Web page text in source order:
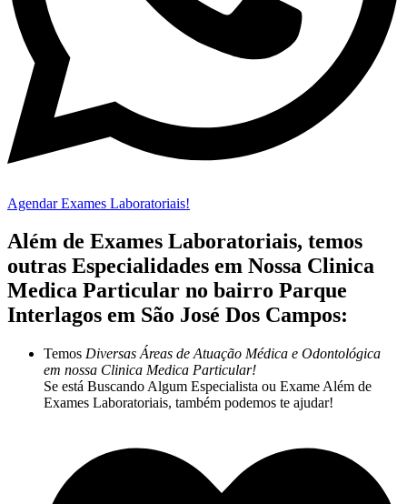
Agendar Exames Laboratoriais!
Além de Exames Laboratoriais, temos
outras Especialidades em Nossa Clinica
Medica Particular no bairro Parque
Interlagos em São José Dos Campos:
Temos Diversas Áreas de Atuação Médica e Odontológica
em nossa Clinica Medica Particular!
Se está Buscando Algum Especialista ou Exame Além de
Exames Laboratoriais, também podemos te ajudar!